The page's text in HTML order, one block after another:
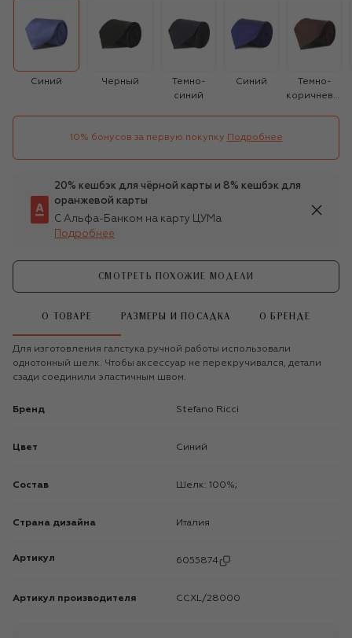
Синий Черный
Темно-
синий
Синий
Темно-
коричневый
10% бонусов за первую покупку Подробнее
20% кешбэк для чёрной карты и 8% кешбэк для
оранжевой карты
С Альфа-Банком на карту ЦУМа
Подробнее
СМОТРЕТЬ ПОХОЖИЕ МОДЕЛИ
О ТОВАРЕ РАЗМЕРЫ И ПОСАДКА О БРЕНДЕ
Для изготовления галстука ручной работы использовали
однотонный шелк. Чтобы аксессуар не перекручивался, детали
сзади соединили эластичным швом.
Бренд Stefano Ricci
Цвет Синий
Состав Шелк: 100%;
Страна дизайна Италия
Артикул 6055874
Артикул производителя CCXL/28000